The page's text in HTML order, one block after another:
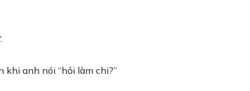
anh nói “hỏi làm chi?”